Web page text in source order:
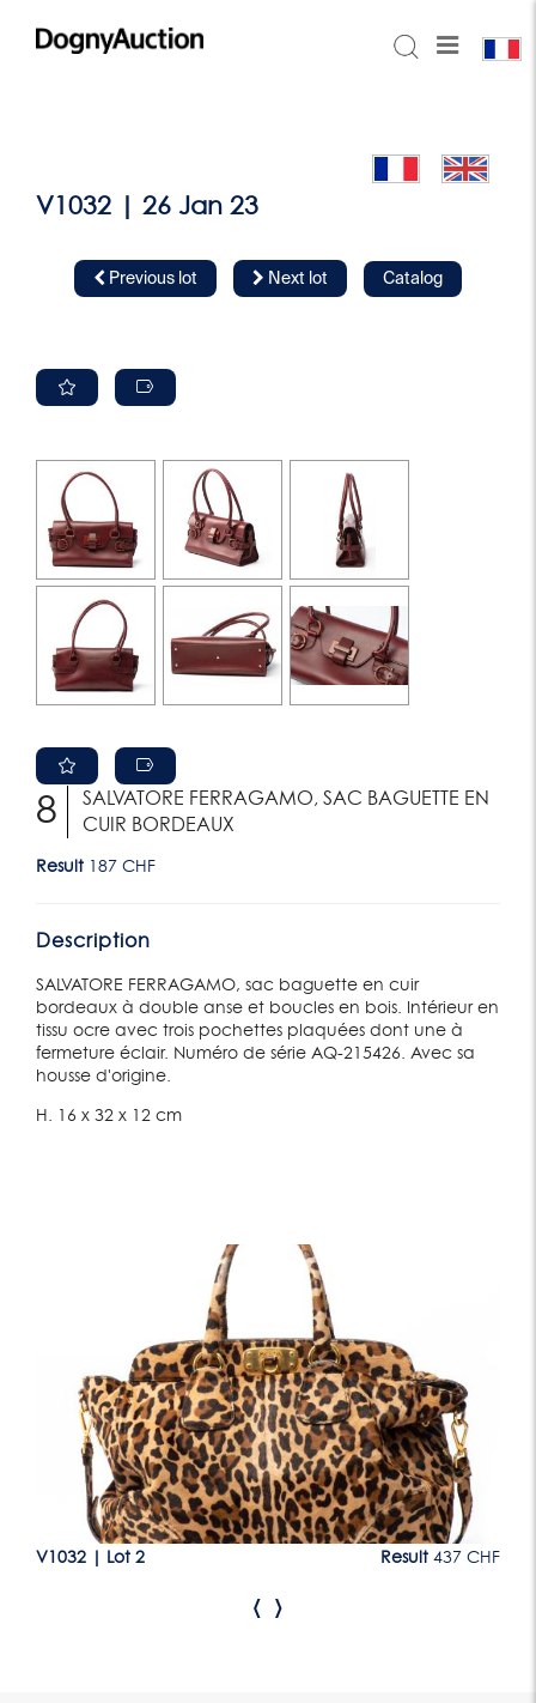
V1032 | 26 Jan 23
Previous lot Next lot Catalog
8
SALVATORE FERRAGAMO, SAC BAGUETTE EN
CUIR BORDEAUX
Result 187 CHF
Description
SALVATORE FERRAGAMO, sac baguette en cuir
bordeaux à double anse et boucles en bois. Intérieur en
tissu ocre avec trois pochettes plaquées dont une à
fermeture éclair. Numéro de série AQ-215426. Avec sa
housse d'origine.
H. 16 x 32 x 12 cm
V1032 Lot 2 Result 437 CHF
‹ ›